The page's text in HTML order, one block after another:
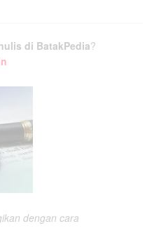
di BatakPedia?
dengan cara